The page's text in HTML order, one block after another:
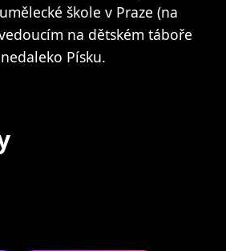
škole v Praze (na
na dětském táboře
Písku.